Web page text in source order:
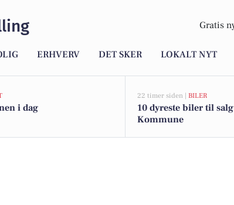
Gratis
ERHVERV DET SKER LOKALT NYT
i dag
22 timer siden | BILER
10 dyreste biler til
Kommune